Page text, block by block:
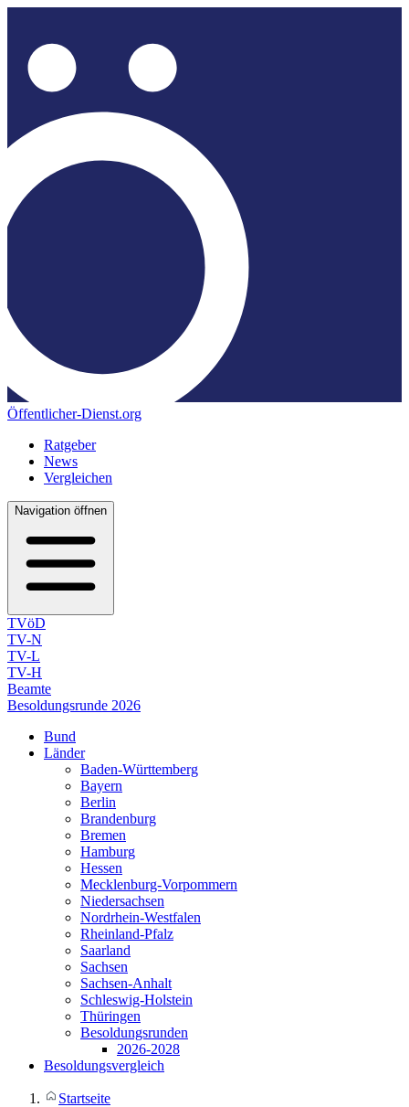
Öffentlicher-Dienst.org
Ratgeber
News
Vergleichen
Navigation öffnen
TVöD
TV-N
TV-L
TV-H
Beamte
Besoldungsrunde 2026
Bund
Länder
Baden-Württemberg
Bayern
Berlin
Brandenburg
Bremen
Hamburg
Hessen
Mecklenburg-Vorpommern
Niedersachsen
Nordrhein-Westfalen
Rheinland-Pfalz
Saarland
Sachsen
Sachsen-Anhalt
Schleswig-Holstein
Thüringen
Besoldungsrunden
2026-2028
Besoldungsvergleich
Startseite